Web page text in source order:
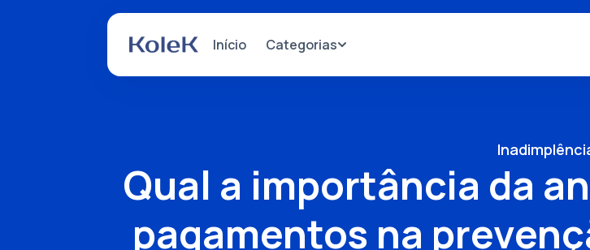
Início Categorias
Qual a importância da
pagamentos na